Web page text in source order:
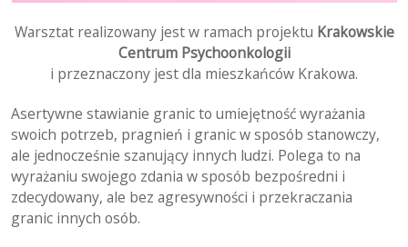
Warsztat realizowany jest w ramach projektu Krakowskie
Centrum Psychoonkologii
i przeznaczony jest dla mieszkańców Krakowa.
Asertywne stawianie granic to umiejętność wyrażania
swoich potrzeb, pragnień i granic w sposób stanowczy,
ale jednocześnie szanujący innych ludzi. Polega to na
wyrażaniu swojego zdania w sposób bezpośredni i
zdecydowany, ale bez agresywności i przekraczania
granic innych osób.